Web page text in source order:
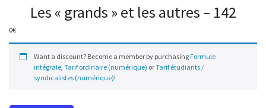
Les « grands » et les autres – 142
0€
Want a discount? Become a member by purchasing Formule
intégrale, Tarif ordinaire (numérique) orTarif étudiants /
syndicalistes (numérique)!